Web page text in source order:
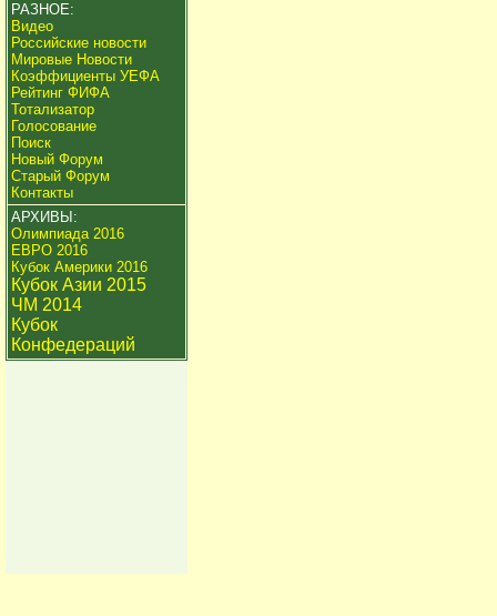
РАЗНОЕ:
Видео
Российские новости
Мировые Новости
Коэффициенты УЕФА
Рейтинг ФИФА
Тотализатор
Голосование
Поиск
Новый Форум
Старый Форум
Контакты
АРХИВЫ:
Олимпиада 2016
ЕВРО 2016
Кубок Америки 2016
Кубок Азии 2015
ЧМ 2014
Кубок
Конфедераций